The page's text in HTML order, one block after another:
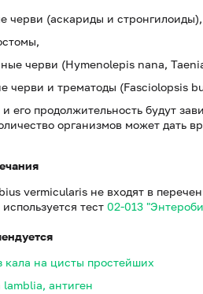
черви (аскариды и стронгилоиды),
черви (Hymenolepis nana,
черви и трематоды (Fasciolopsis
его продолжительность будут
организмов может дать
vermicularis не входят в
тест 02-013
кала на цисты простейших
lamblia, антиген